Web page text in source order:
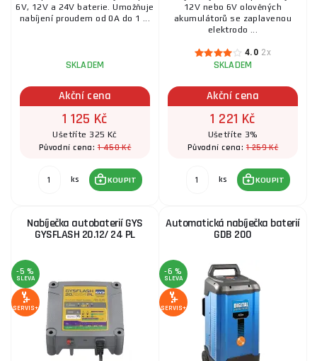
6V, 12V a 24V baterie. Umožňuje
nabíjení proudem od 0A do 1 ...
SKLADEM
Akční cena
1 125 Kč
Ušetříte 325 Kč
Původní cena:1 450 Kč
ks KOUPIT
12V nebo 6V olověných
akumulátorů se zaplavenou
elektrodo ...
4.0 2x
SKLADEM
Akční cena
1 221 Kč
Ušetříte 3%
Původní cena:1 259 Kč
ks KOUPIT
Nabíječka autobaterií GYS
GYSFLASH 20.12/ 24 PL
-5 %
SLEVA
SERVIS+
Automatická nabíječka baterií
GDB 200
-6 %
SLEVA
SERVIS+